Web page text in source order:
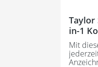
Taylor
in-1
Mit